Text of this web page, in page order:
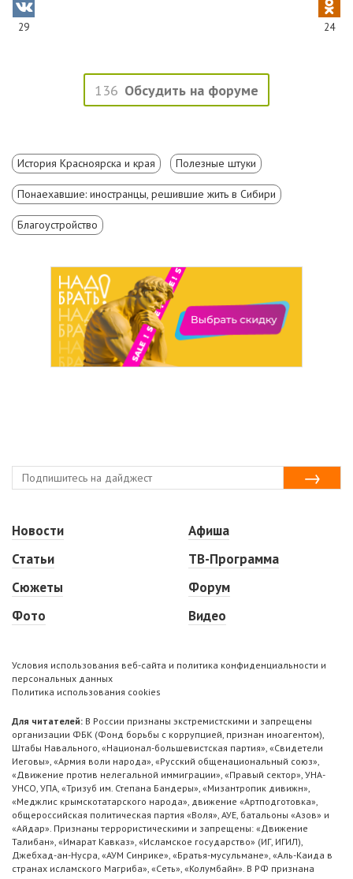
29 24
136 Обсудить на форуме
История Красноярска и края Полезные штуки
Понаехавшие: иностранцы, решившие жить в Сибири
Благоустройство
Новости
Статьи
Сюжеты
Фото
Афиша
ТВ-Программа
Форум
Видео
Условия использования веб-сайта и политика конфиденциальности и
персональных данных
Политика использования cookies
Для читателей: В России признаны экстремистскими и запрещены
организации ФБК (Фонд борьбы с коррупцией, признан иноагентом),
Штабы Навального, «Национал-большевистская партия», «Свидетели
Иеговы», «Армия воли народа», «Русский общенациональный союз»,
«Движение против нелегальной иммиграции», «Правый сектор», УНА-
УНСО, УПА, «Тризуб им. Степана Бандеры», «Мизантропик дивижн»,
«Меджлис крымскотатарского народа», движение «Артподготовка»,
общероссийская политическая партия «Воля», АУЕ, батальоны «Азов» и
«Айдар». Признаны террористическими и запрещены: «Движение
Талибан», «Имарат Кавказ», «Исламское государство» (ИГ, ИГИЛ),
Джебхад-ан-Нусра, «АУМ Синрике», «Братья-мусульмане», «Аль-Каида в
странах исламского Магриба», «Сеть», «Колумбайн». В РФ признана